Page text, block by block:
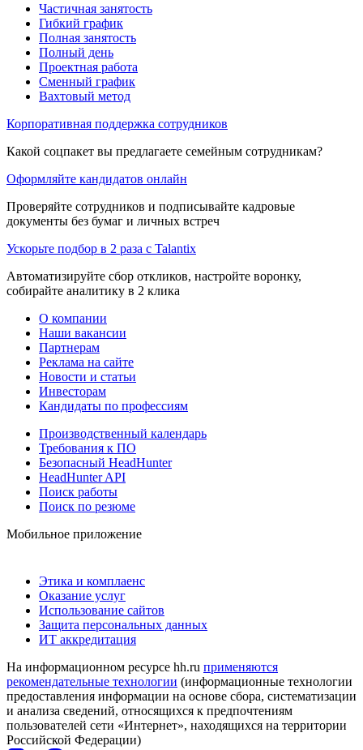
Частичная занятость
Гибкий график
Полная занятость
Полный день
Проектная работа
Сменный график
Вахтовый метод
Корпоративная поддержка сотрудников
Какой соцпакет вы предлагаете семейным сотрудникам?
Оформляйте кандидатов онлайн
Проверяйте сотрудников и подписывайте кадровые
документы без бумаг и личных встреч
Ускорьте подбор в 2 раза с Talantix
Автоматизируйте сбор откликов, настройте воронку,
собирайте аналитику в 2 клика
О компании
Наши вакансии
Партнерам
Реклама на сайте
Новости и статьи
Инвесторам
Кандидаты по профессиям
Производственный календарь
Требования к ПО
Безопасный HeadHunter
HeadHunter API
Поиск работы
Поиск по резюме
Мобильное приложение
Этика и комплаенс
Оказание услуг
Использование сайтов
Защита персональных данных
ИТ аккредитация
На информационном ресурсе hh.ru применяются
рекомендательные технологии (информационные технологии
предоставления информации на основе сбора, систематизации
и анализа сведений, относящихся к предпочтениям
пользователей сети «Интернет», находящихся на территории
Российской Федерации)